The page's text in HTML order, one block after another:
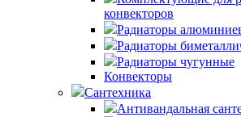
конвекторов
Радиаторы
Радиаторы
Радиаторы чугунные
Конвекторы
Сантехника
Антивандальная